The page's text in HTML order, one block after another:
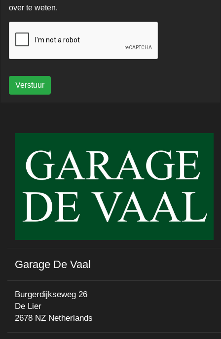
over te weten.
Verstuur
Garage De Vaal
Burgerdijkseweg 26
De Lier
2678 NZ Netherlands